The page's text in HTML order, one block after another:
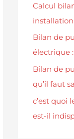
Calcul
Bilan de
électrique
Bilan de
qu’il faut
c’est quoi
est-il